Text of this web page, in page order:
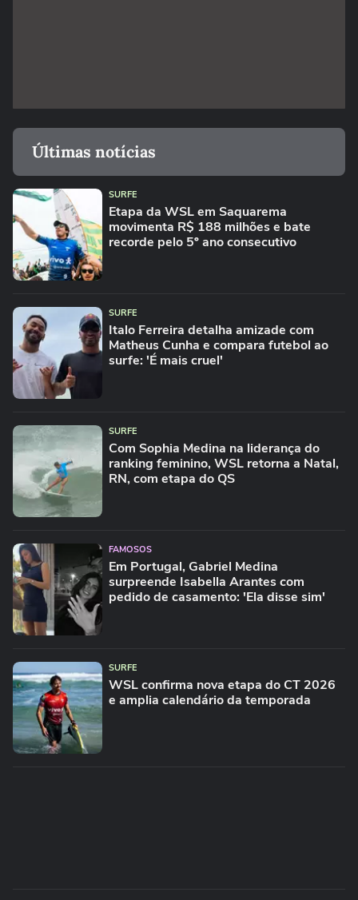
Últimas notícias
SURFE
Etapa da WSL em Saquarema
movimenta R$ 188 milhões e bate
recorde pelo 5º ano consecutivo
SURFE
Italo Ferreira detalha amizade com
Matheus Cunha e compara futebol ao
surfe: 'É mais cruel'
SURFE
Com Sophia Medina na liderança do
ranking feminino, WSL retorna a Natal,
RN, com etapa do QS
FAMOSOS
Em Portugal, Gabriel Medina
surpreende Isabella Arantes com
pedido de casamento: 'Ela disse sim'
SURFE
WSL confirma nova etapa do CT 2026
e amplia calendário da temporada